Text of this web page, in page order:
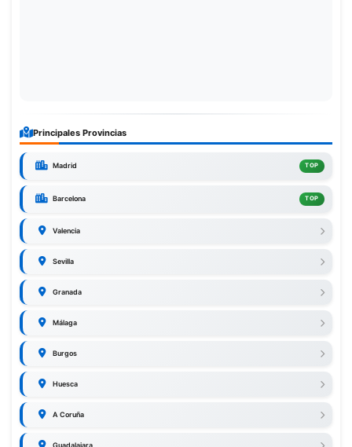
Principales Provincias
Madrid TOP
Barcelona TOP
Valencia
Sevilla
Granada
Málaga
Burgos
Huesca
A Coruña
Guadalajara